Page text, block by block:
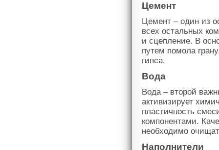
Цемент
Цемент – один из
всех остальных
и сцепление. В
путем помола
гипса.
Вода
Вода – второй
активизирует
пластичность
компонентами.
необходимо
Наполнители